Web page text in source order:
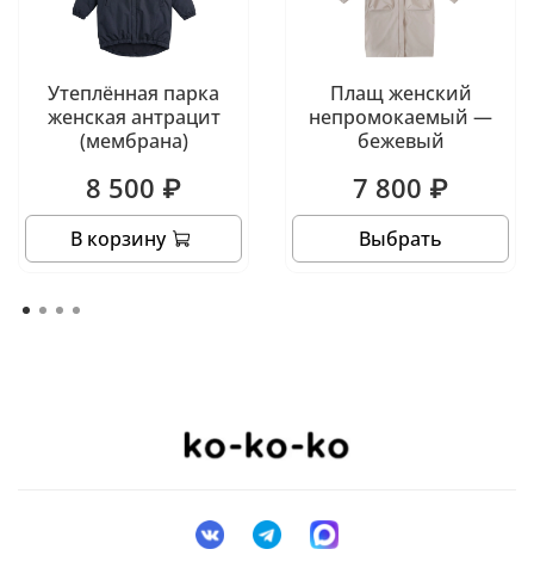
Утеплённая парка
женская антрацит
(мембрана)
8 500 ₽
В корзину
Плащ женский
непромокаемый —
бежевый
7 800 ₽
Выбрать